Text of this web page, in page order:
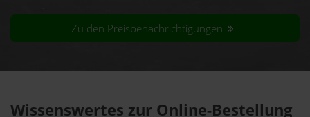
Zu den Preisbenachrichtigungen
Wissenswertes zur Online-Bestellung